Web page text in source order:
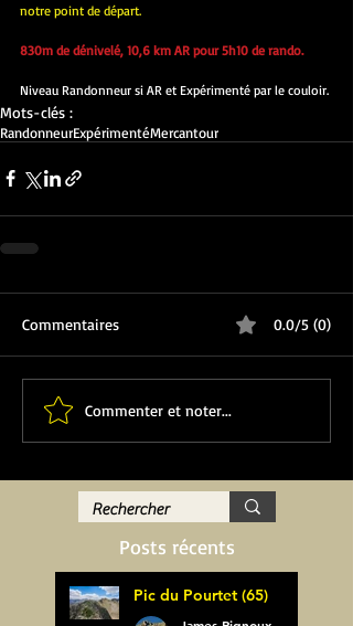
notre point de départ.
830m de dénivelé, 10,6 km AR pour 5h10 de rando.
Niveau Randonneur si AR et Expérimenté par le couloir.
Mots-clés :
RandonneurExpérimentéMercantour
Commentaires 0.0/5 (0)
Commenter et noter...
Posts récents
Pic du Pourtet (65)